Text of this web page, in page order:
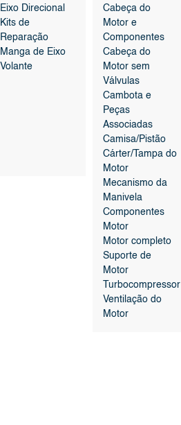
Eixo Direcional
Kits de
Reparação
Manga de Eixo
Volante
Cabeça do
Motor e
Componentes
Cabeça do
Motor sem
Válvulas
Cambota e
Peças
Associadas
Camisa/Pistão
Cárter/Tampa do
Motor
Mecanismo da
Manivela
Componentes
Motor
Motor completo
Suporte de
Motor
Turbocompressor
Ventilação do
Motor